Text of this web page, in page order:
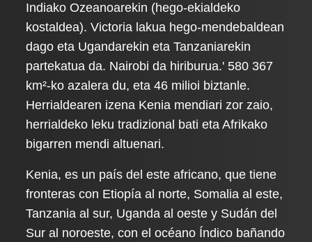
Indiako Ozeanoarekin (hego-ekialdeko
kostaldea). Victoria lakua hego-mendebaldean
dago eta Ugandarekin eta Tanzaniarekin
partekatua da. Nairobi da hiriburua.' 580 367
km²-ko azalera du, eta 46 milioi biztanle.
Herrialdearen izena Kenia mendiari zor zaio,
herrialdeko leku tradizional bati eta Afrikako
bigarren mendi altuenari.
Kenia, es un país del este africano, que tiene
fronteras con Etiopía al norte, Somalia al este,
Tanzania al sur, Uganda al oeste y Sudán del
Sur al noroeste, con el océano Índico bañando